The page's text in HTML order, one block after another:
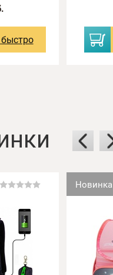
быстро
Новинка